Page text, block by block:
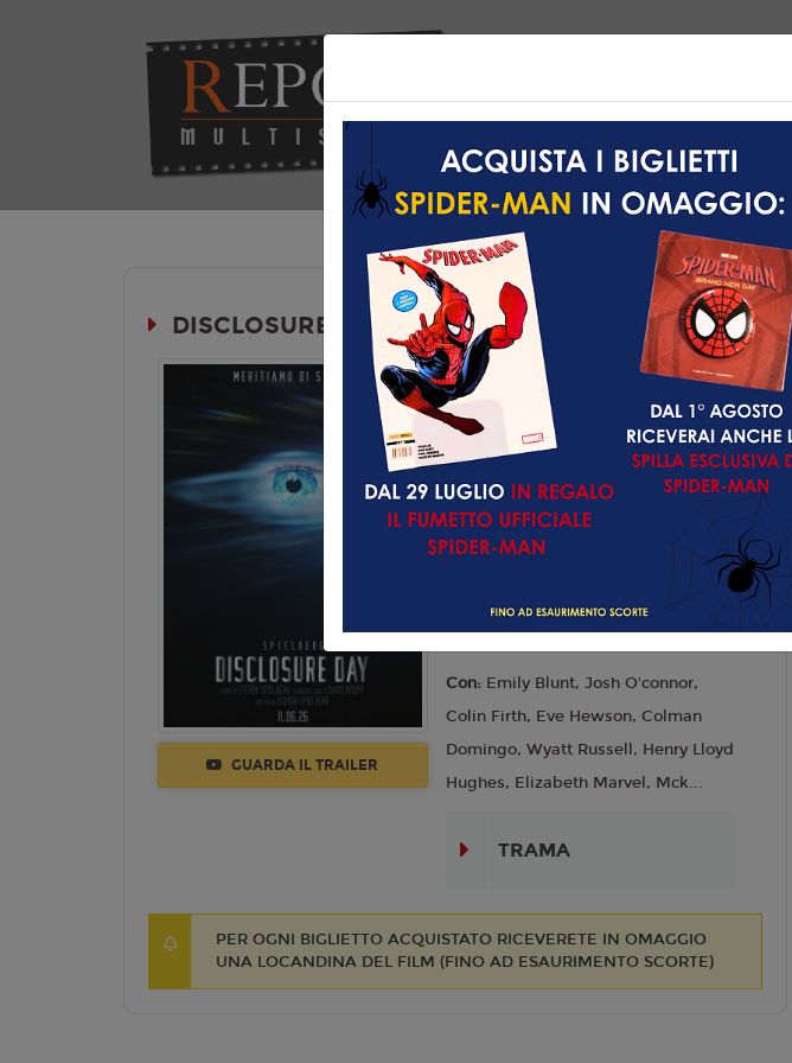
Home | Biglietteria Prossimamente
DISCLOSURE DAY
GUARDA IL TRAILER
Durata: 145 min
Genere: Fantascienza, Thriller,
Mistero
Regia:Steven Spielberg
Con: Emily Blunt, Josh O'connor,
Colin Firth, Eve Hewson, Colman
Domingo, Wyatt Russell, Henry Lloyd
Hughes, Elizabeth Marvel, Mck...
TRAMA
PER OGNI BIGLIETTO ACQUISTATO RICEVERETE IN OMAGGIO
UNA LOCANDINA DEL FILM (FINO AD ESAURIMENTO SCORTE)